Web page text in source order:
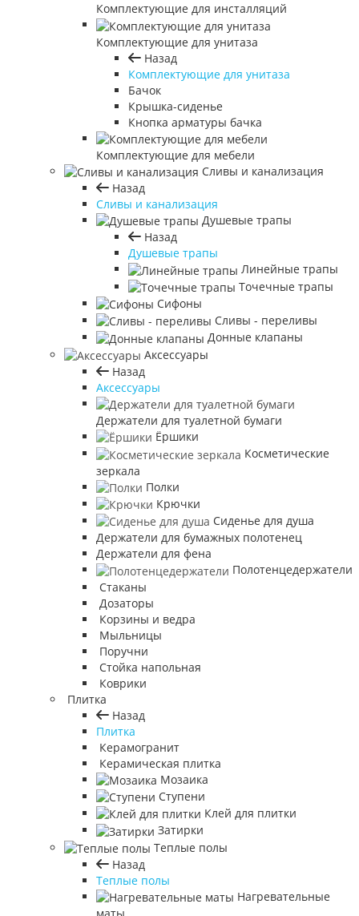
Комплектующие для инсталляций
Комплектующие для унитаза
Назад
Комплектующие для унитаза
Бачок
Крышка-сиденье
Кнопка арматуры бачка
Комплектующие для мебели
Сливы и канализация
Назад
Сливы и канализация
Душевые трапы
Назад
Душевые трапы
Линейные трапы
Точечные трапы
Сифоны
Сливы - переливы
Донные клапаны
Аксессуары
Назад
Аксессуары
Держатели для туалетной бумаги
Ёршики
Косметические
зеркала
Полки
Крючки
Сиденье для душа
Держатели для бумажных полотенец
Держатели для фена
Полотенцедержатели
Стаканы
Дозаторы
Поручни
Плитка
Назад
Плитка
Керамогранит
Мозаика
Ступени
Клей для плитки
Затирки
Назад
Теплые полы